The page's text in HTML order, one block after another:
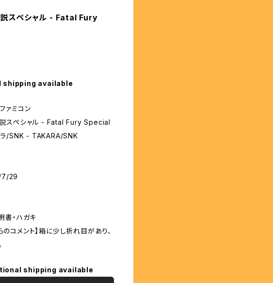
説スペシャル - Fatal Fury
available
ァミコン
説スペシャル - Fatal Fury Special
ラ/SNK - TAKARA/SNK
7/29
書・ハガキ
のコメント】箱に少し折れ目があり、
shipping available